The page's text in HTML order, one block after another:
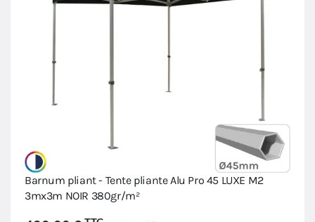
Barnum pliant - Tente pliante Alu Pro 45 LUXE M2
3mx3m NOIR 380gr/m²